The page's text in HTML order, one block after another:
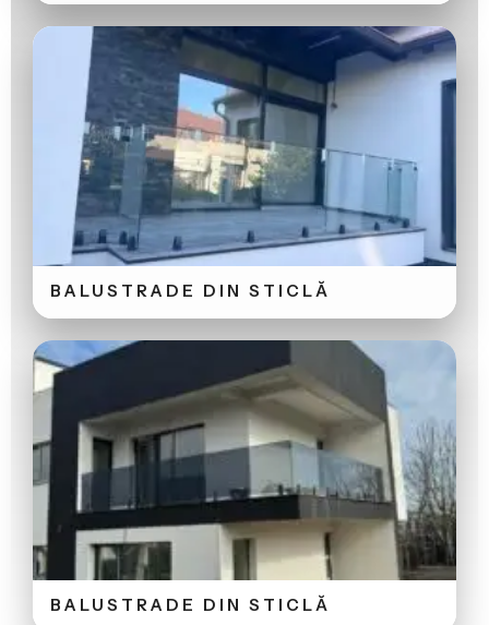
BALUSTRADE DIN STICLĂ
BALUSTRADE DIN STICLĂ